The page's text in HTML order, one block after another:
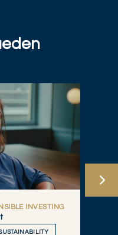
INVESTING